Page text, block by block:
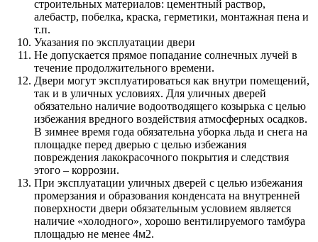
строительных материалов: цементный раствор,
алебастр, побелка, краска, герметики, монтажная пена и
т.п.
Указания по эксплуатации двери
Не допускается прямое попадание солнечных лучей в
течение продолжительного времени.
Двери могут эксплуатироваться как внутри помещений,
так и в уличных условиях. Для уличных дверей
обязательно наличие водоотводящего козырька с целью
избежания вредного воздействия атмосферных осадков.
В зимнее время года обязательна уборка льда и снега на
площадке перед дверью с целью избежания
повреждения лакокрасочного покрытия и следствия
этого – коррозии.
При эксплуатации уличных дверей с целью избежания
промерзания и образования конденсата на внутренней
поверхности двери обязательным условием является
наличие «холодного», хорошо вентилируемого тамбура
площадью не менее 4м2.